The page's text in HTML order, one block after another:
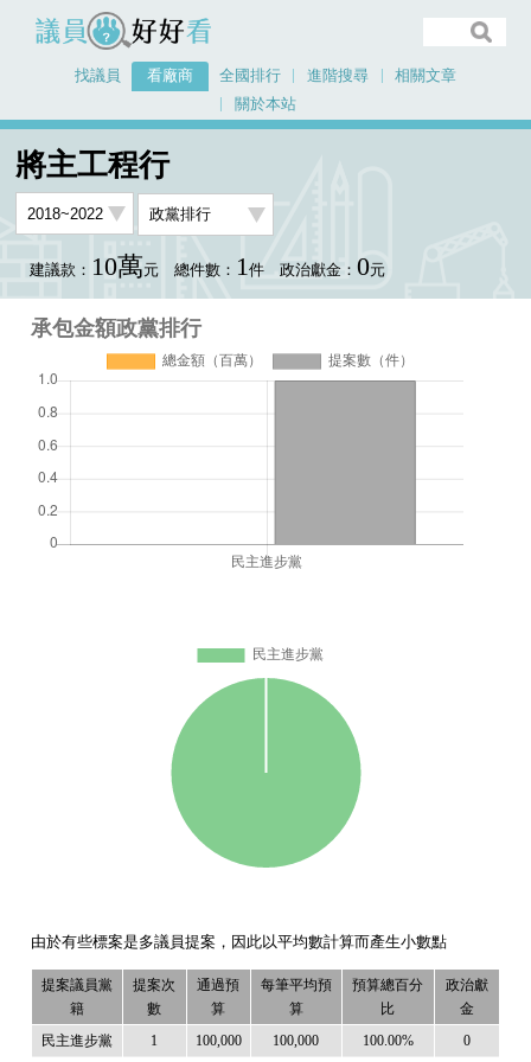
議員好好看
找議員 看廠商 全國排行 進階搜尋
相關文章
關於本站
看廠商
將主工程行
建議款： 10萬元 總件數： 1件 政治獻金： 0元
承包金額政黨排行
由於有些標案是多議員提案，因此以平均數計算而產生小數點
提案議員黨
籍
提案次
數
通過預
算
每筆平均預
算
預算總百分
比
政治獻
金
民主進步黨 1 100,000 100,000 100.00% 0